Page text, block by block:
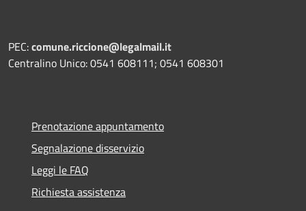
PEC:comune.riccione@legalmail.it
Centralino Unico: 0541 608111; 0541 608301
Prenotazione appuntamento
Segnalazione disservizio
Leggi le FAQ
Richiesta assistenza